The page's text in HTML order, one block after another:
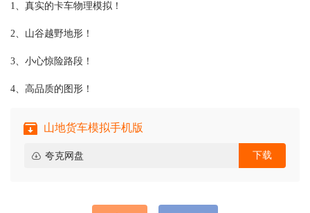
1、真实的卡车物理模拟！
2、山谷越野地形！
3、小心惊险路段！
4、高品质的图形！
山地货车模拟手机版
夸克网盘 下载